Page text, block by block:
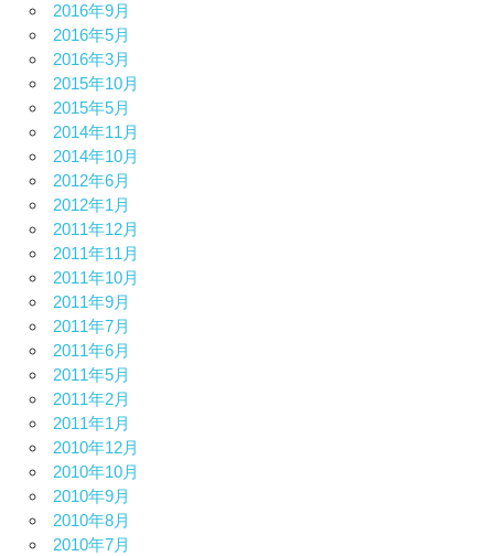
2016年9月
2016年5月
2016年3月
2015年10月
2015年5月
2014年11月
2014年10月
2012年6月
2012年1月
2011年12月
2011年11月
2011年10月
2011年9月
2011年7月
2011年6月
2011年5月
2011年2月
2011年1月
2010年12月
2010年10月
2010年9月
2010年8月
2010年7月